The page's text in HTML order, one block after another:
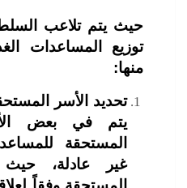
حيث يتم تلاعب
توزيع المساعدات
منها:
تحديد الأسر
يتم في بعض
المستحقة
غير عادلة، حيث